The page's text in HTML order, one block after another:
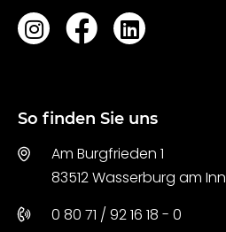
So finden Sie uns
Am Burgfrieden 1
83512 Wasserburg am Inn
0 80 71 / 92 16 18 - 0